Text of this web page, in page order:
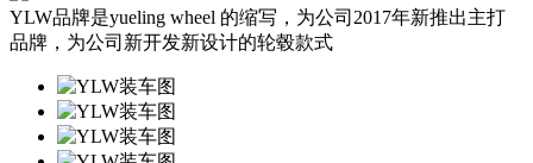
YLW品牌是yueling wheel 的缩写，为公司2017年新推出主打
品牌，为公司新开发新设计的轮毂款式